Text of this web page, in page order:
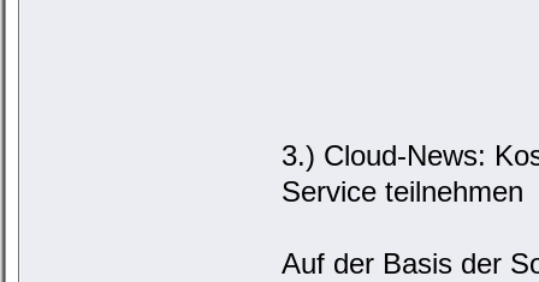
3.) Cloud-News:
Service teilnehmen
Auf der Basis der